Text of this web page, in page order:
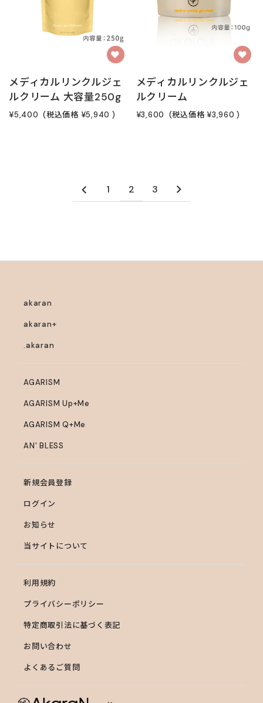
メディカルリンクルジェ
ルクリーム 大容量250g
¥5,400 (税込価格 ¥5,940 )
メディカルリンクルジェ
ルクリーム
¥3,600 (税込価格 ¥3,960 )
1 2 3
akaran
akaran+
.akaran
AGARISM
AGARISM Up+Me
AGARISM Q+Me
AN' BLESS
新規会員登録
ログイン
お知らせ
当サイトについて
利用規約
プライバシーポリシー
特定商取引法に基づく表記
お問い合わせ
よくあるご質問